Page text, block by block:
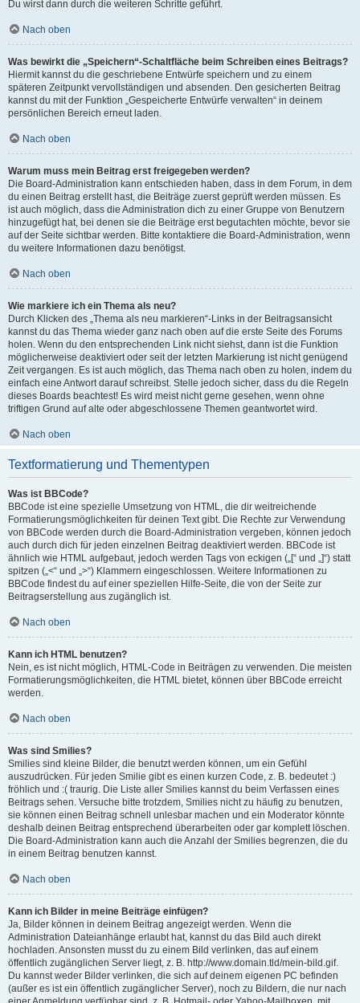
Du wirst dann durch die weiteren Schritte geführt.
Nach oben
Was bewirkt die „Speichern“-Schaltfläche beim Schreiben eines Beitrags?
Hiermit kannst du die geschriebene Entwürfe speichern und zu einem
späteren Zeitpunkt vervollständigen und absenden. Den gesicherten Beitrag
kannst du mit der Funktion „Gespeicherte Entwürfe verwalten“ in deinem
persönlichen Bereich erneut laden.
Nach oben
Warum muss mein Beitrag erst freigegeben werden?
Die Board-Administration kann entschieden haben, dass in dem Forum, in dem
du einen Beitrag erstellt hast, die Beiträge zuerst geprüft werden müssen. Es
ist auch möglich, dass die Administration dich zu einer Gruppe von Benutzern
hinzugefügt hat, bei denen sie die Beiträge erst begutachten möchte, bevor sie
auf der Seite sichtbar werden. Bitte kontaktiere die Board-Administration, wenn
du weitere Informationen dazu benötigst.
Nach oben
Wie markiere ich ein Thema als neu?
Durch Klicken des „Thema als neu markieren“-Links in der Beitragsansicht
kannst du das Thema wieder ganz nach oben auf die erste Seite des Forums
holen. Wenn du den entsprechenden Link nicht siehst, dann ist die Funktion
möglicherweise deaktiviert oder seit der letzten Markierung ist nicht genügend
Zeit vergangen. Es ist auch möglich, das Thema nach oben zu holen, indem du
einfach eine Antwort darauf schreibst. Stelle jedoch sicher, dass du die Regeln
dieses Boards beachtest! Es wird meist nicht gerne gesehen, wenn ohne
triftigen Grund auf alte oder abgeschlossene Themen geantwortet wird.
Nach oben
Textformatierung und Thementypen
Was ist BBCode?
BBCode ist eine spezielle Umsetzung von HTML, die dir weitreichende
Formatierungsmöglichkeiten für deinen Text gibt. Die Rechte zur Verwendung
von BBCode werden durch die Board-Administration vergeben, können jedoch
auch durch dich für jeden einzelnen Beitrag deaktiviert werden. BBCode ist
ähnlich wie HTML aufgebaut, jedoch werden Tags von eckigen („[“ und „]“) statt
spitzen („<“ und „>“) Klammern eingeschlossen. Weitere Informationen zu
BBCode findest du auf einer speziellen Hilfe-Seite, die von der Seite zur
Beitragserstellung aus zugänglich ist.
Nach oben
Kann ich HTML benutzen?
Nein, es ist nicht möglich, HTML-Code in Beiträgen zu verwenden. Die meisten
Formatierungsmöglichkeiten, die HTML bietet, können über BBCode erreicht
werden.
Nach oben
Was sind Smilies?
Smilies sind kleine Bilder, die benutzt werden können, um ein Gefühl
auszudrücken. Für jeden Smilie gibt es einen kurzen Code, z. B. bedeutet :)
fröhlich und :( traurig. Die Liste aller Smilies kannst du beim Verfassen eines
Beitrags sehen. Versuche bitte trotzdem, Smilies nicht zu häufig zu benutzen,
sie können einen Beitrag schnell unlesbar machen und ein Moderator könnte
deshalb deinen Beitrag entsprechend überarbeiten oder gar komplett löschen.
Die Board-Administration kann auch die Anzahl der Smilies begrenzen, die du
in einem Beitrag benutzen kannst.
Nach oben
Kann ich Bilder in meine Beiträge einfügen?
Ja, Bilder können in deinem Beitrag angezeigt werden. Wenn die
Administration Dateianhänge erlaubt hat, kannst du das Bild auch direkt
hochladen. Ansonsten musst du zu einem Bild verlinken, das auf einem
öffentlich zugänglichen Server liegt, z. B. http://www.domain.tld/mein-bild.gif.
Du kannst weder Bilder verlinken, die sich auf deinem eigenen PC befinden
(außer es ist ein öffentlich zugänglicher Server), noch zu Bildern, die nur nach